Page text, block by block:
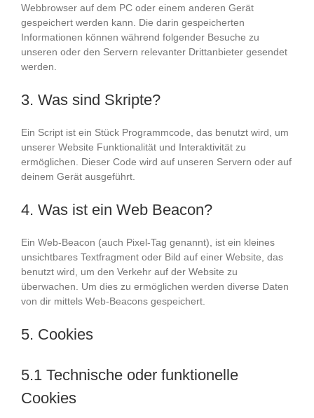
Webbrowser auf dem PC oder einem anderen Gerät
gespeichert werden kann. Die darin gespeicherten
Informationen können während folgender Besuche zu
unseren oder den Servern relevanter Drittanbieter gesendet
werden.
3. Was sind Skripte?
Ein Script ist ein Stück Programmcode, das benutzt wird, um
unserer Website Funktionalität und Interaktivität zu
ermöglichen. Dieser Code wird auf unseren Servern oder auf
deinem Gerät ausgeführt.
4. Was ist ein Web Beacon?
Ein Web-Beacon (auch Pixel-Tag genannt), ist ein kleines
unsichtbares Textfragment oder Bild auf einer Website, das
benutzt wird, um den Verkehr auf der Website zu
überwachen. Um dies zu ermöglichen werden diverse Daten
von dir mittels Web-Beacons gespeichert.
5. Cookies
5.1 Technische oder funktionelle
Cookies